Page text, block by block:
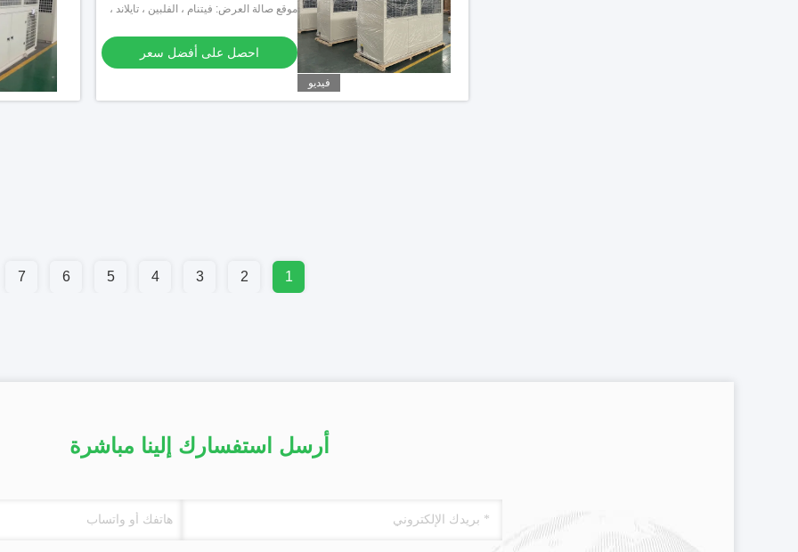
فيديو
البناء ، محلات تصليح الآلات ، مصانع الأغذية
موقع صالة العرض: فيتنام ، الفلبين ، تايلاند ،
أوزبكستان ، طاجيكستان
احصل على أفضل سعر
1
2
3
4
5
6
7
أرسل استفسارك إلينا مباشرة